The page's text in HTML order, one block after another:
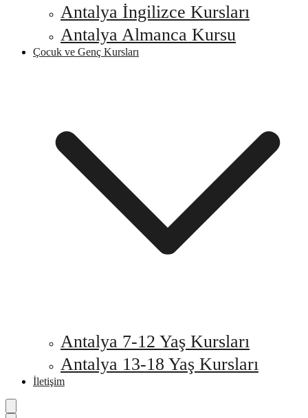
Antalya İngilizce Kursları
Antalya Almanca Kursu
Çocuk ve Genç Kursları
Antalya 7-12 Yaş Kursları
Antalya 13-18 Yaş Kursları
İletişim